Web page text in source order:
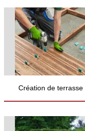
Création de terrasse